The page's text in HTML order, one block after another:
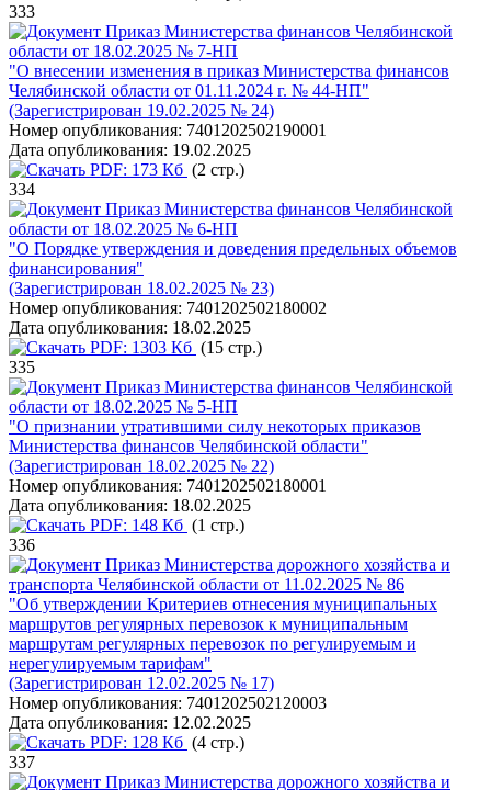
333
Приказ Министерства финансов Челябинской
области от 18.02.2025 № 7-НП
"О внесении изменения в приказ Министерства финансов
Челябинской области от 01.11.2024 г. № 44-НП"
(Зарегистрирован 19.02.2025 № 24)
Номер опубликования: 7401202502190001
Дата опубликования: 19.02.2025
PDF: 173 Кб (2 стр.)
334
Приказ Министерства финансов Челябинской
области от 18.02.2025 № 6-НП
"О Порядке утверждения и доведения предельных объемов
финансирования"
(Зарегистрирован 18.02.2025 № 23)
Номер опубликования: 7401202502180002
Дата опубликования: 18.02.2025
PDF: 1303 Кб (15 стр.)
335
Приказ Министерства финансов Челябинской
области от 18.02.2025 № 5-НП
"О признании утратившими силу некоторых приказов
Министерства финансов Челябинской области"
(Зарегистрирован 18.02.2025 № 22)
Номер опубликования: 7401202502180001
Дата опубликования: 18.02.2025
PDF: 148 Кб (1 стр.)
336
Приказ Министерства дорожного хозяйства и
транспорта Челябинской области от 11.02.2025 № 86
"Об утверждении Критериев отнесения муниципальных
маршрутов регулярных перевозок к муниципальным
маршрутам регулярных перевозок по регулируемым и
нерегулируемым тарифам"
(Зарегистрирован 12.02.2025 № 17)
Номер опубликования: 7401202502120003
Дата опубликования: 12.02.2025
PDF: 128 Кб (4 стр.)
337
Приказ Министерства дорожного хозяйства и